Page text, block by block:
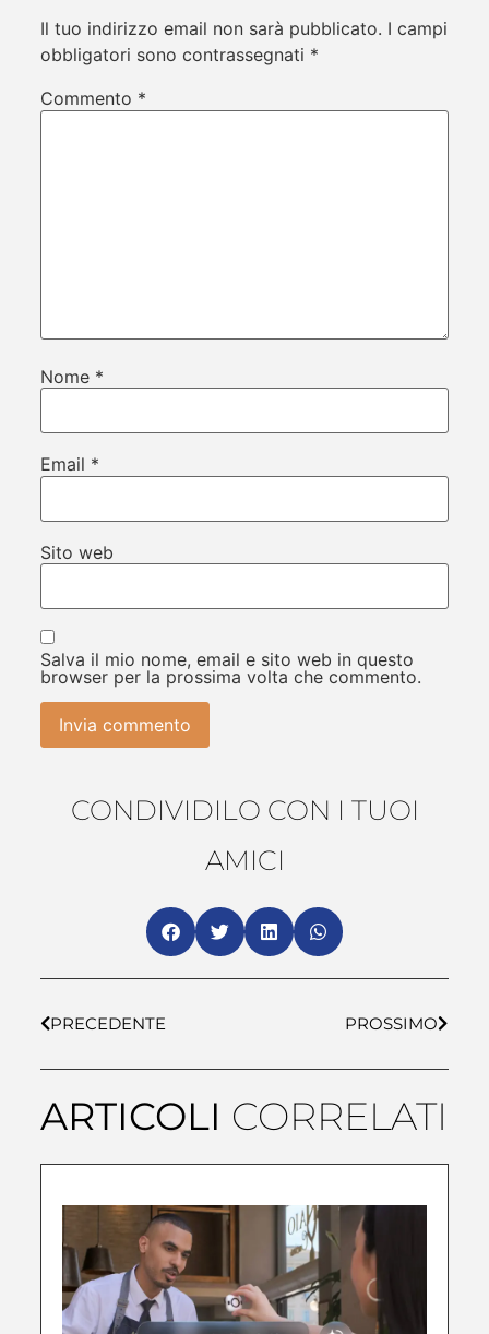
Il tuo indirizzo email non sarà pubblicato. I campi
obbligatori sono contrassegnati *
Commento *
Nome *
Email *
Sito web
Salva il mio nome, email e sito web in questo
browser per la prossima volta che commento.
CONDIVIDILO CON I TUOI
AMICI
PRECEDENTE PROSSIMO
ARTICOLI CORRELATI